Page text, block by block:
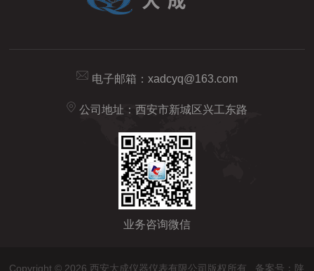
电子邮箱： xadcyq@163.com
公司地址：西安市新城区兴工东路
业务咨询微信
Copyright © 2026 西安大成仪器仪表有限公司版权所有 备案号：陕